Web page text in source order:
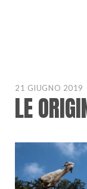
21 GIUGNO 2019
LE